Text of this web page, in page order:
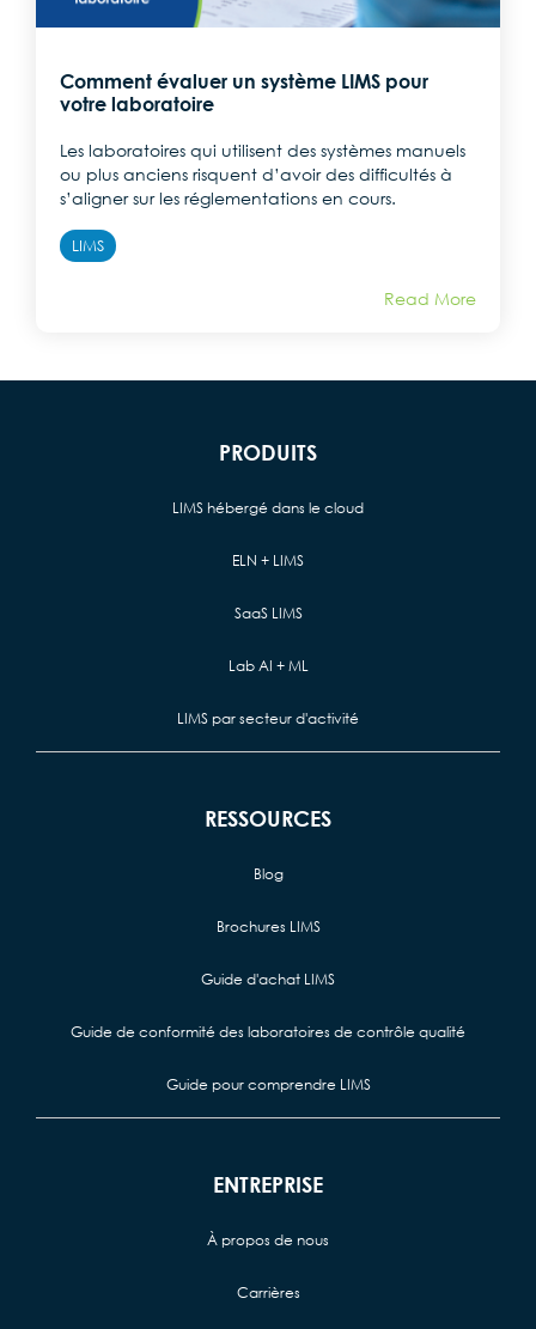
Comment évaluer un système LIMS pour
votre laboratoire
Les laboratoires qui utilisent des systèmes manuels
ou plus anciens risquent d’avoir des difficultés à
s’aligner sur les réglementations en cours.
LIMS
Read More
PRODUITS
LIMS hébergé dans le cloud
ELN + LIMS
SaaS LIMS
Lab AI + ML
LIMS par secteur d'activité
RESSOURCES
Blog
Brochures LIMS
Guide d'achat LIMS
Guide de conformité des laboratoires de contrôle qualité
Guide pour comprendre LIMS
ENTREPRISE
À propos de nous
Carrières